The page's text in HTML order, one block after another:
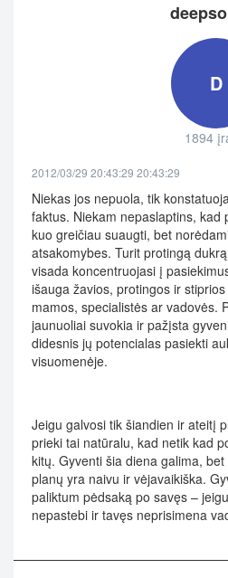
D
1894
2012/03/29 20:43:29 20:43:29
Niekas jos nepuola, tik
faktus. Niekam nepaslaptins,
kuo greičiau suaugti, bet
atsakomybes. Turit protingą
visada koncentruojasi į
išauga žavios, protingos ir
mamos, specialistės ar vadovės.
jaunuoliai suvokia ir pažįsta
didesnis jų potencialas pasiekti
visuomenėje.
Jeigu galvosi tik šiandien ir ateitį
prieki tai natūralu, kad netik kad
kitų. Gyventi šia diena galima,
planų yra naivu ir vėjavaikiška.
paliktum pėdsaką po savęs –
nepastebi ir tavęs neprisimena